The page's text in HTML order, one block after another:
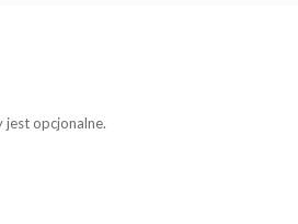
jest opcjonalne.